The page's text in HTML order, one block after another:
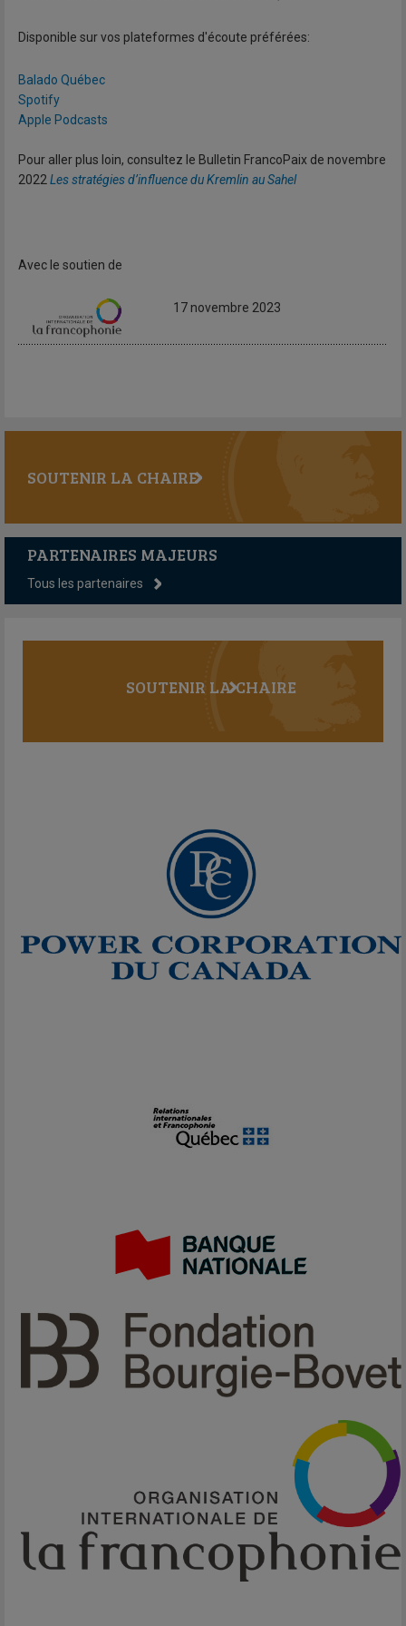
Disponible sur vos plateformes d'écoute préférées:
Balado Québec
Spotify
Apple Podcasts
Pour aller plus loin, consultez le Bulletin FrancoPaix de novembre
2022 Les stratégies d’influence du Kremlin au Sahel
Avec le soutien de
17 novembre 2023
SOUTENIR LA CHAIRE
PARTENAIRES MAJEURS
Tous les partenaires
SOUTENIR LA CHAIRE